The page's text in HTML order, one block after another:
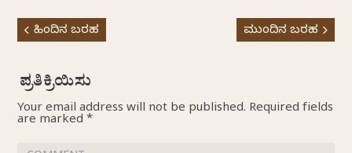
ಹಿಂದಿನ ಬರಹ ಮುಂದಿನ ಬರಹ
Your email address will not be published. Required fields
are marked *